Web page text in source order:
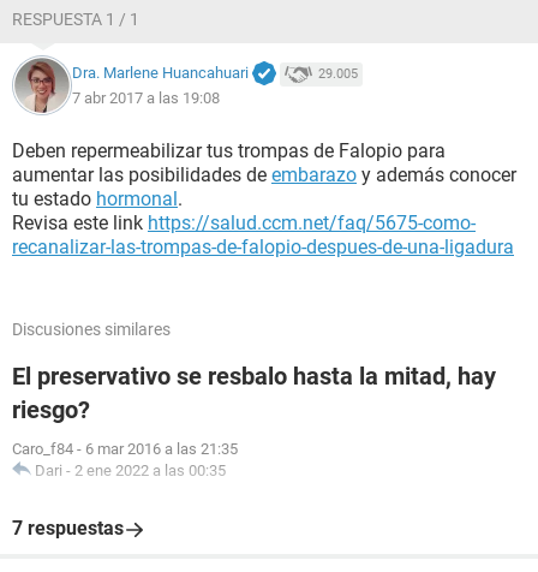
RESPUESTA 1 / 1
Dra. Marlene Huancahuari 29.005
7 abr 2017 a las 19:08
Deben repermeabilizar tus trompas de Falopio para
aumentar las posibilidades de embarazo y además conocer
tu estado hormonal.
Revisa este link https://salud.ccm.net/faq/5675-como-
recanalizar-las-trompas-de-falopio-despues-de-una-ligadura
Discusiones similares
El preservativo se resbalo hasta la mitad, hay
riesgo?
Caro_f84 - 6 mar 2016 a las 21:35
Dari - 2 ene 2022 a las 00:35
7 respuestas